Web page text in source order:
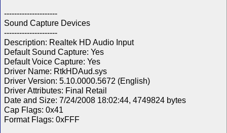
---------------------
Sound Capture Devices
---------------------
Description: Realtek HD Audio Input
Default Sound Capture: Yes
Default Voice Capture: Yes
Driver Name: RtkHDAud.sys
Driver Version: 5.10.0000.5672 (English)
Driver Attributes: Final Retail
Date and Size: 7/24/2008 18:02:44, 4749824 bytes
Cap Flags: 0x41
Format Flags: 0xFFF